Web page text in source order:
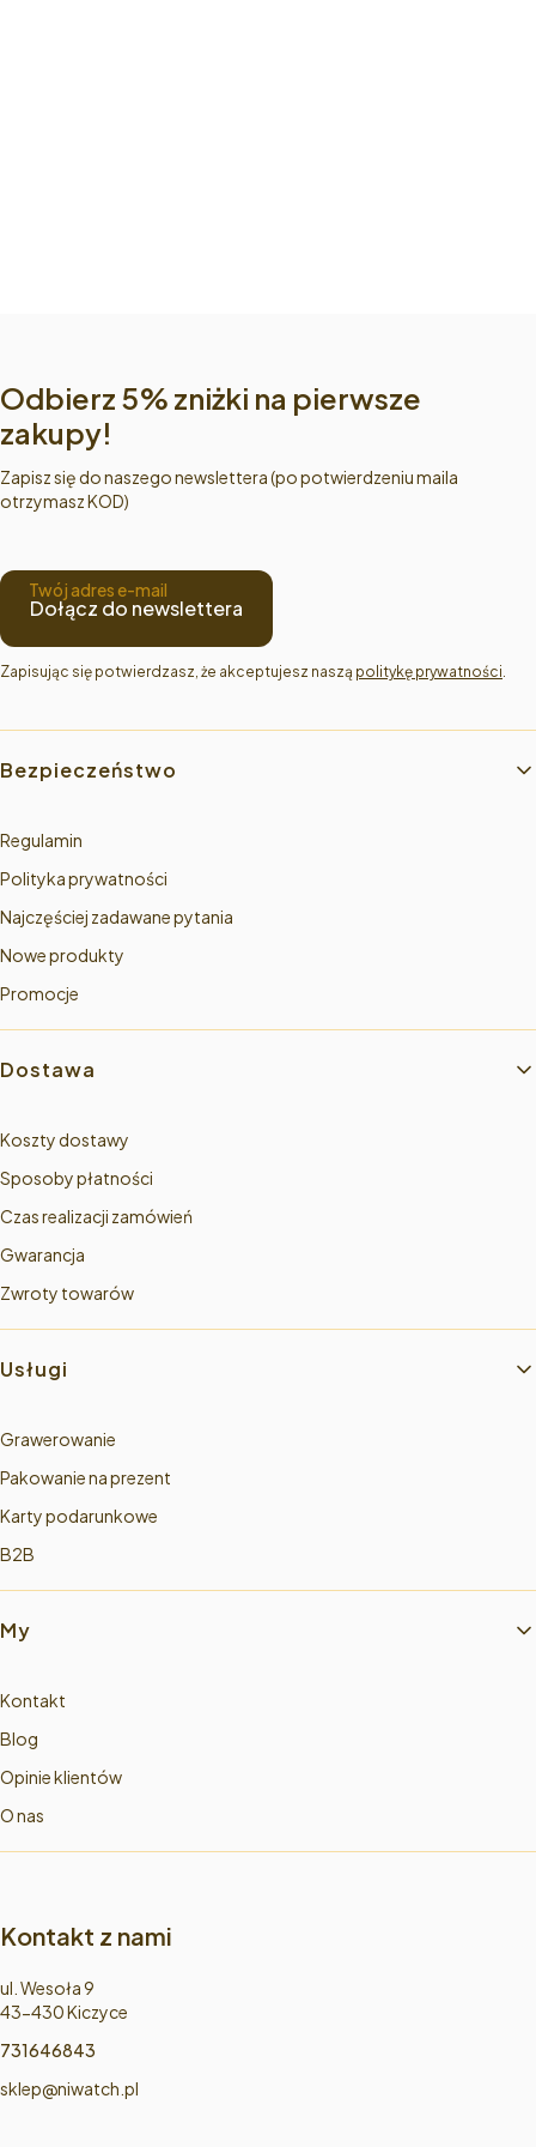
Odbierz 5% zniżki na pierwsze
zakupy!
Zapisz się do naszego newslettera (po potwierdzeniu maila
otrzymasz KOD)
Twój adres e-mail
Dołącz do newslettera
Zapisując się potwierdzasz, że akceptujesz naszą politykę prywatności.
Linki w stopce
Bezpieczeństwo
Regulamin
Polityka prywatności
Najczęściej zadawane pytania
Nowe produkty
Promocje
Dostawa
Koszty dostawy
Sposoby płatności
Czas realizacji zamówień
Gwarancja
Zwroty towarów
Usługi
Grawerowanie
Pakowanie na prezent
Karty podarunkowe
B2B
My
Kontakt
Blog
Opinie klientów
O nas
Kontakt z nami
Adres:
ul. Wesoła 9
43-430 Kiczyce
731646843
sklep@niwatch.pl